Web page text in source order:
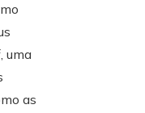
uma
as